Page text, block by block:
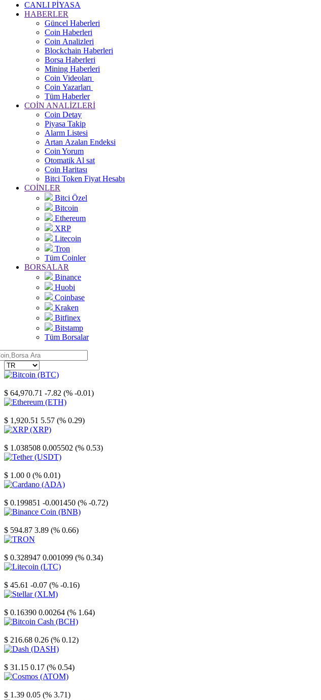
CANLI PİYASA
HABERLER
Güncel Haberleri
Coin Haberleri
Coin Analizleri
Blockchain Haberleri
Borsa Haberleri
Mining Haberleri
Coin Videoları
Coin Yazarları
Tüm Haberler
COİN ANALİZLERİ
Coin Detay
Piyasa Takip
Alarm Listesi
Artan Azalan Endeksi
Coin Yorum
Otomatik Al sat
Coin Haritası
Bitci Token Fiyat Hesabı
COİNLER
Bitci Özel
Bitcoin
Ethereum
XRP
Litecoin
Tron
Tüm Coinler
BORSALAR
Binance
Huobi
Coinbase
Kraken
Bitfinex
Bitstamp
Tüm Borsalar
$ 64,970.71 -7.82 (% -0.01)
$ 1,920.51 5.57 (% 0.29)
$ 1.038508 0.005502 (% 0.53)
$ 1.00 0 (% 0.01)
$ 0.199851 -0.001450 (% -0.72)
$ 594.87 3.89 (% 0.66)
$ 0.328947 0.001099 (% 0.34)
$ 45.61 -0.07 (% -0.16)
$ 0.16390 0.00264 (% 1.64)
$ 216.68 0.26 (% 0.12)
$ 31.15 0.17 (% 0.54)
$ 1.39 0.05 (% 3.71)